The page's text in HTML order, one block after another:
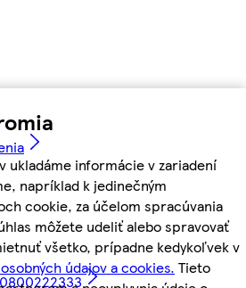
ukladáme informácie v zariadení
napríklad k jedinečným
cookie, za účelom spracúvania
môžete udeliť alebo spravovať
všetko, prípadne kedykoľvek v
údajov a cookies. Tieto